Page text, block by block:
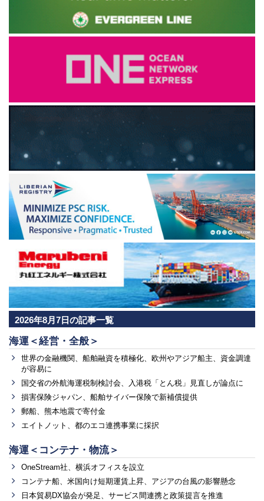
2026年8月7日の記事一覧
海運＜経営・全般＞
世界の金融機関、船舶融資を積極化、欧州やアジア船主、資金調達
が容易に
国交省の外航海運税制検討会、入港税「とん税」見直しが論点に
損害保険ジャパン、船舶サイバー保険で新補償提供
郵船、熊本地震で寄付金
エイトノット、都のエコ連携事業に採択
海運＜コンテナ・物流＞
OneStream社、横浜オフィスを設立
コンテナ船、米国向け短期運賃上昇、アジアの台風の影響懸念
日本貿易DX協会が発足、サービス間連携と政策提言を推進